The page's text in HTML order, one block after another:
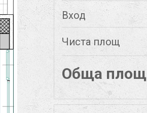
Вход
Чиста площ
Обща площ